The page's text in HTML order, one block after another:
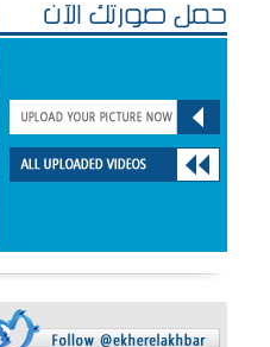
حمّل صورتك الآن